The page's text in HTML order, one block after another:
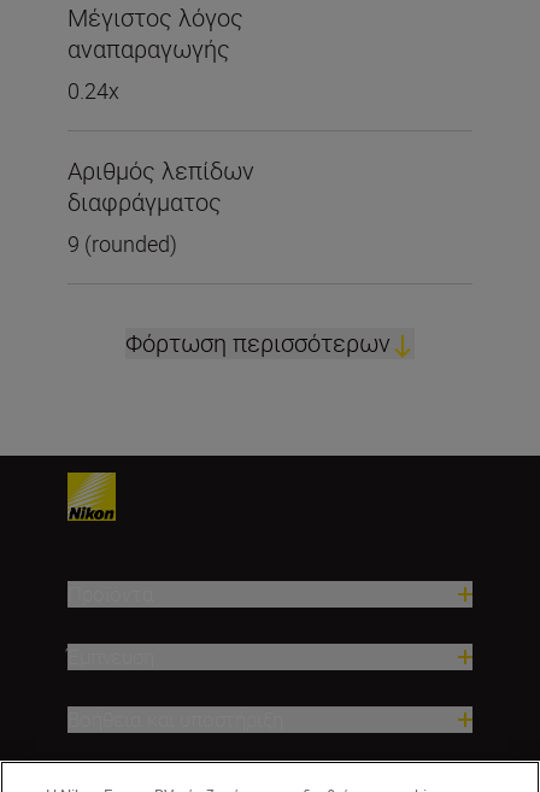
Μέγιστος λόγος
αναπαραγωγής
0.24x
Αριθμός λεπίδων
διαφράγματος
9 (rounded)
Φόρτωση περισσότερων